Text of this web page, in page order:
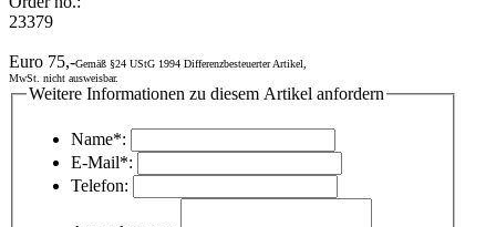
23379
Euro 75,-Gemäß §24 UStG 1994 Differenzbesteuerter Artikel,
MwSt. nicht ausweisbar.
Weitere Informationen zu diesem Artikel anfordern
Name*:
E-Mail*:
Telefon: